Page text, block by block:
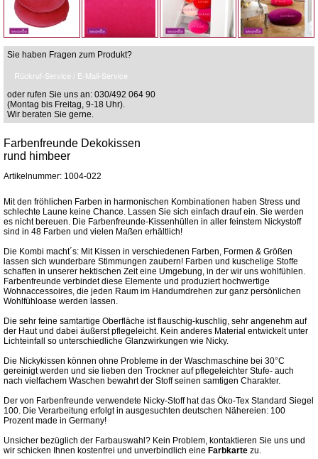
Sie haben Fragen zum Produkt?
Rückruf-Service / E-Mail-Service
oder rufen Sie uns an: 030/492 064 90
(Montag bis Freitag, 9-18 Uhr).
Wir beraten Sie gerne.
Farbenfreunde Dekokissen
rund himbeer
Artikelnummer: 1004-022
Mit den fröhlichen Farben in harmonischen Kombinationen haben Stress und
schlechte Laune keine Chance. Lassen Sie sich einfach drauf ein. Sie werden
es nicht bereuen. Die Farbenfreunde-Kissenhüllen in aller feinstem Nickystoff
sind in 48 Farben und vielen Maßen erhältlich!
Die Kombi macht´s: Mit Kissen in verschiedenen Farben, Formen & Größen
lassen sich wunderbare Stimmungen zaubern! Farben und kuschelige Stoffe
schaffen in unserer hektischen Zeit eine Umgebung, in der wir uns wohlfühlen.
Farbenfreunde verbindet diese Elemente und produziert hochwertige
Wohnaccessoires, die jeden Raum im Handumdrehen zur ganz persönlichen
Wohlfühloase werden lassen.
Die sehr feine samtartige Oberfläche ist flauschig-kuschlig, sehr angenehm auf
der Haut und dabei äußerst pflegeleicht. Kein anderes Material entwickelt unter
Lichteinfall so unterschiedliche Glanzwirkungen wie Nicky.
Die Nickykissen können ohne Probleme in der Waschmaschine bei 30°C
gereinigt werden und sie lieben den Trockner auf pflegeleichter Stufe- auch
nach vielfachem Waschen bewahrt der Stoff seinen samtigen Charakter.
Der von Farbenfreunde verwendete Nicky-Stoff hat das Öko-Tex Standard Siegel
100. Die Verarbeitung erfolgt in ausgesuchten deutschen Nähereien: 100
Prozent made in Germany!
Unsicher bezüglich der Farbauswahl? Kein Problem, kontaktieren Sie uns und
wir schicken Ihnen kostenfrei und unverbindlich eine Farbkarte zu.